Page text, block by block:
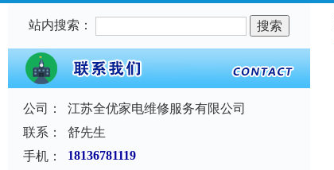
站内搜索：
公司：
江苏全优家电维修服务有限公司
联系：
舒先生
手机：
18136781119